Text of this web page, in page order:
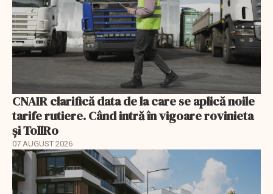
CNAIR clarifică data de la care se aplică noile
tarife rutiere. Când intră în vigoare rovinieta
și TollRo
07 AUGUST 2026